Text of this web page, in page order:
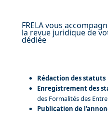
FRELA vous
la revue juridique de
dédiée
Rédaction des statuts
Enregistrement des
des Formalités des
Publication de